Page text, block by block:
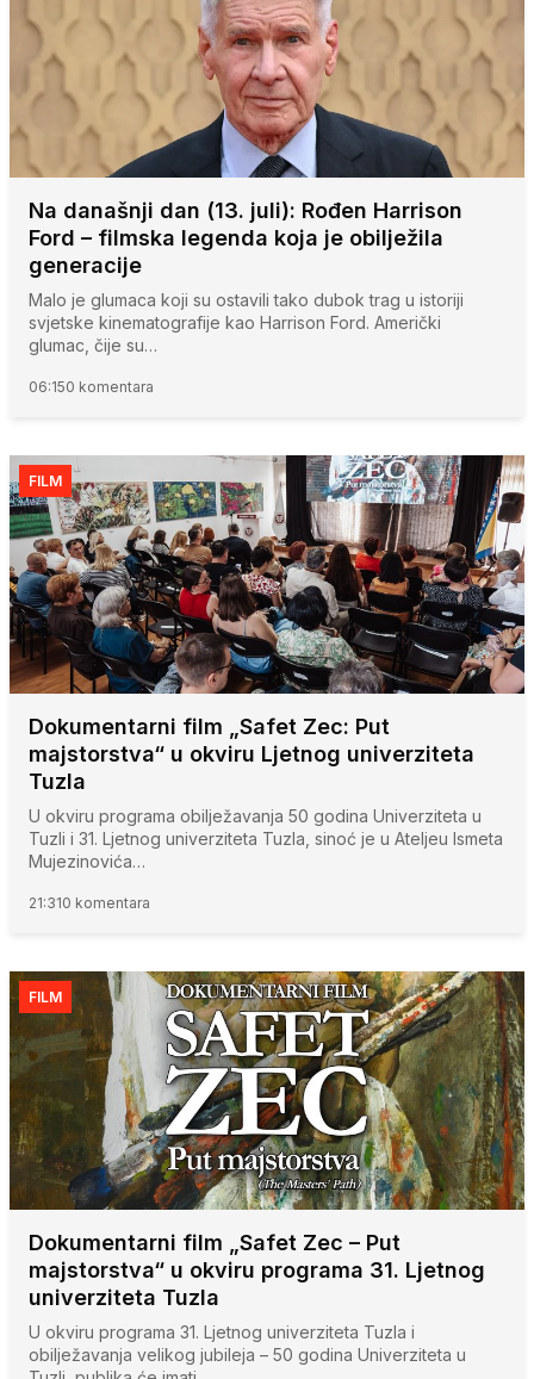
Na današnji dan (13. juli): Rođen Harrison
Ford – filmska legenda koja je obilježila
generacije
Malo je glumaca koji su ostavili tako dubok trag u istoriji
svjetske kinematografije kao Harrison Ford. Američki
glumac, čije su…
06:150 komentara
FILM
Dokumentarni film „Safet Zec: Put
majstorstva“ u okviru Ljetnog univerziteta
Tuzla
U okviru programa obilježavanja 50 godina Univerziteta u
Tuzli i 31. Ljetnog univerziteta Tuzla, sinoć je u Ateljeu Ismeta
Mujezinovića…
21:310 komentara
FILM
Dokumentarni film „Safet Zec – Put
majstorstva“ u okviru programa 31. Ljetnog
univerziteta Tuzla
U okviru programa 31. Ljetnog univerziteta Tuzla i
obilježavanja velikog jubileja – 50 godina Univerziteta u